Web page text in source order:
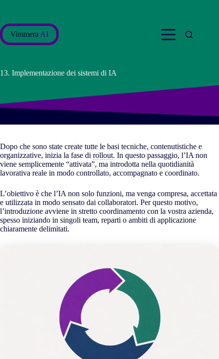
Vimmera AI
13. Implementazione dei sistemi di IA
Dopo che sono state create tutte le basi tecniche, contenutistiche e
organizzative, inizia la fase di rollout. In questo passaggio, l’IA non
viene semplicemente “attivata”, ma introdotta nella quotidianità
lavorativa reale in modo controllato, accompagnato e coordinato.
L’obiettivo è che l’IA non solo funzioni, ma venga compresa, accettata
e utilizzata in modo sensato dai collaboratori. Per questo motivo,
l’introduzione avviene in stretto coordinamento con la vostra azienda,
spesso iniziando in singoli team, reparti o ambiti di applicazione
chiaramente delimitati.